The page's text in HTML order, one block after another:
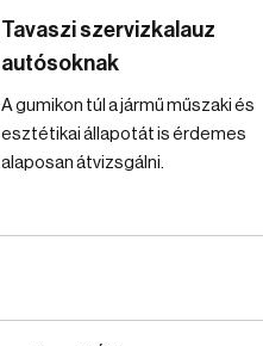
Tavaszi szervizkalauz
autósoknak
A gumikon túl a jármű műszaki és
esztétikai állapotát is érdemes
alaposan átvizsgálni.